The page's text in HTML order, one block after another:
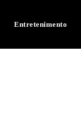
Entretenimento